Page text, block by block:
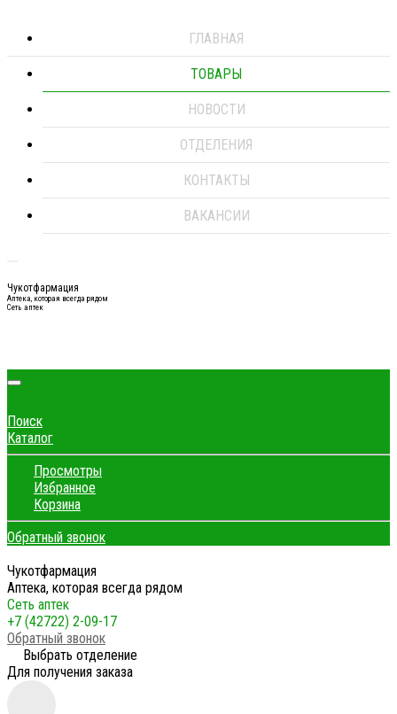
ГЛАВНАЯ
ТОВАРЫ
НОВОСТИ
ОТДЕЛЕНИЯ
КОНТАКТЫ
ВАКАНСИИ
Чукотфармация
Аптека, которая всегда рядом
Сеть аптек
Поиск
Каталог
Просмотры
Избранное
Корзина
Обратный звонок
Чукотфармация
Аптека, которая всегда рядом
Сеть аптек
+7 (42722) 2-09-17
Обратный звонок
Выбрать отделение
Для получения заказа